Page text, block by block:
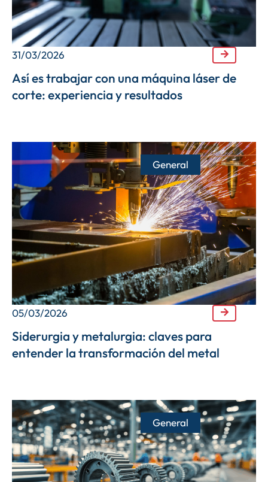
31/03/2026
Así es trabajar con una máquina láser de
corte: experiencia y resultados
General
05/03/2026
Siderurgia y metalurgia: claves para
entender la transformación del metal
General